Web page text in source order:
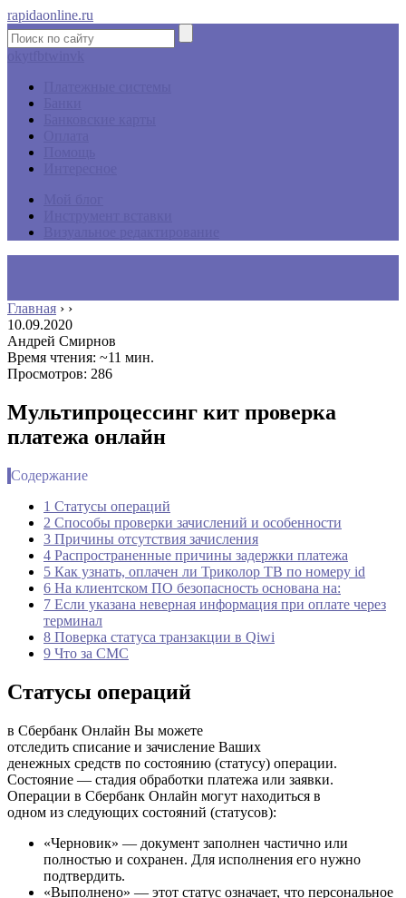
rapidaonline.ru
Главная › ›
10.09.2020
Андрей Смирнов
Время чтения: ~11 мин.
Просмотров: 286
Мультипроцессинг кит проверка
платежа онлайн
Содержание
1 Статусы операций
2 Способы проверки зачислений и особенности
3 Причины отсутствия зачисления
4 Распространенные причины задержки платежа
5 Как узнать, оплачен ли Триколор ТВ по номеру id
6 На клиентском ПО безопасность основана на:
7 Если указана неверная информация при оплате через
терминал
8 Поверка статуса транзакции в Qiwi
9 Что за СМС
Статусы операций
в Сбербанк Онлайн Вы можете
отследить списание и зачисление Ваших
денежных средств по состоянию (статусу) операции.
Состояние — стадия обработки платежа или заявки.
Операции в Сбербанк Онлайн могут находиться в
одном из следующих состояний (статусов):
«Черновик» — документ заполнен частично или
полностью и сохранен. Для исполнения его нужно
подтвердить.
«Выполнено» — этот статус означает, что персональное